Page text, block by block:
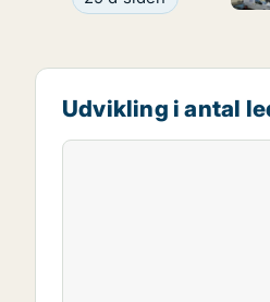
Udvikling i antal